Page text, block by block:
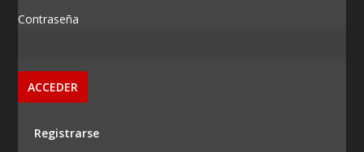
Contraseña
Registrarse